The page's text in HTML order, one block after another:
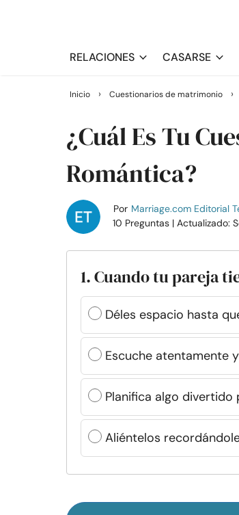
RELACIONES CASARSE
Inicio › Cuestionarios de matrimonio ›
¿Cuál Es Tu
Romántica?
Por Marriage.com Editorial
10 Preguntas | Actualizado:
1. Cuando tu pareja
Déles espacio hasta
Escuche atentamente
Planifica algo divertido
Aliéntelos